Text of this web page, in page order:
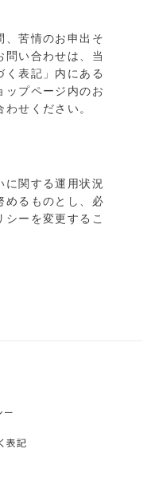
、苦情のお申出そ
問い合わせは、当
く表記」内にある
ップページ内のお
せください。
に関する運用状況
めるものとし、必
シーを変更するこ
ー
表記